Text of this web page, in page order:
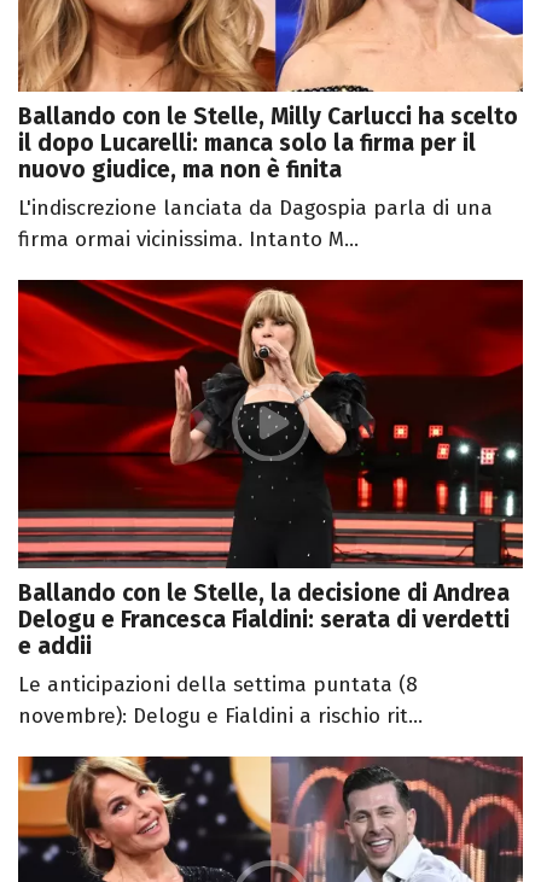
Ballando con le Stelle, Milly Carlucci ha scelto
il dopo Lucarelli: manca solo la firma per il
nuovo giudice, ma non è finita
L'indiscrezione lanciata da Dagospia parla di una
firma ormai vicinissima. Intanto M...
Ballando con le Stelle, la decisione di Andrea
Delogu e Francesca Fialdini: serata di verdetti
e addii
Le anticipazioni della settima puntata (8
novembre): Delogu e Fialdini a rischio rit...